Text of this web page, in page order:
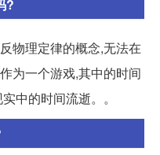
?
物理定律的概念,无法在
为一个游戏,其中的时间
中的时间流逝。。